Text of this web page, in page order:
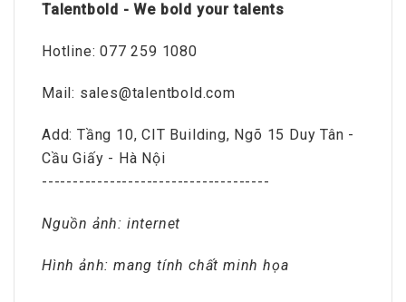
Talentbold - We bold your talents
Hotline: 077 259 1080
Mail: sales@talentbold.com
Add: Tầng 10, CIT Building, Ngõ 15 Duy Tân -
Cầu Giấy - Hà Nội
-------------------------------------
Nguồn ảnh: internet
Hình ảnh: mang tính chất minh họa